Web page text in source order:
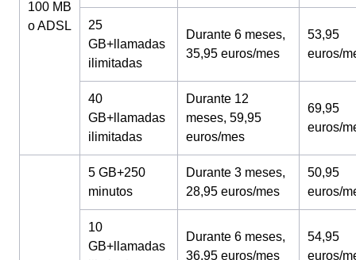
100 MB
o ADSL
25
GB+llamadas
ilimitadas
Durante 6 meses,
35,95 euros/mes
53,95
euros/
40
GB+llamadas
ilimitadas
Durante 12
meses, 59,95
euros/mes
69,95
euros/
5 GB+250
minutos
Durante 3 meses,
28,95 euros/mes
50,95
euros/
10
GB+llamadas
Durante 6 meses,
36,95 euros/mes
54,95
euros/